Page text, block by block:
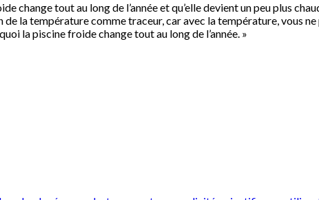
change tout au long de l’année et qu’elle devient un peu plus
la température comme traceur, car avec la température, vous
la piscine froide change tout au long de l’année. »